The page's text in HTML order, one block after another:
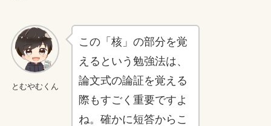
とむやむくん
この「核」の部分を覚
えるという勉強法は、
論文式の論証を覚える
際もすごく重要ですよ
ね。確かに短答からこ